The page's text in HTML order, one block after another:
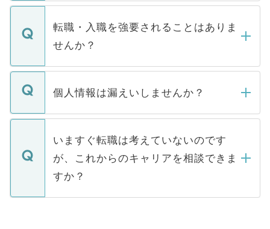
ます。通常、5営業日以内にはご連絡をせて
いただきますので、しばらくお待ちくださ
マイナビDOCTORで取り扱っている求人の
うち約3割は、Webサイトからご覧いただ
けない「非公開求人」です。非公開求人は
下記の理由によって、一般には公開してい
ません。
■応募殺到を避けるため 人気のある医療機
関を公にしてしまうと、応募が殺到する場
に、医療機関が求める条件に合った人材の
みを人材紹介会社に依頼するケースが増え
ています。
転職・入職を強要されることはありま
せんか？
転職・入職を強要することは一切ありませ
ん。また、仮に応募先から内定をいただい
定を承諾する必要はありません。内定先へ
の辞退の連絡はキャリアパートナーが行い
個人情報は漏えいしませんか？
個人情報が漏えいすることはありませんの
で、ご安心ください。当サイトからの登録
などで収集したご登録者様の個人情報は、
ご本人のキャリアアップおよび転職活動の
支援を目的に使用いたします。お預かりし
ているすべての個人データはご本人の許可
いますぐ転職は考えていないのです
が、これからのキャリアを相談できま
すか？